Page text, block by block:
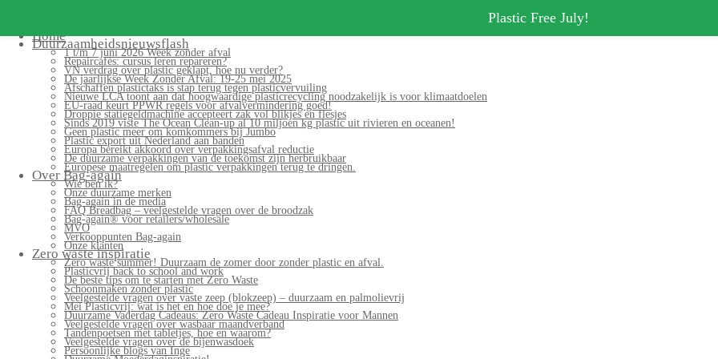
Home
Duurzaamheidsnieuwsflash
1 t/m 7 juni 2026 Week zonder afval
Repaircafés: cursus leren repareren?
VN verdrag over plastic geklapt, hoe nu verder?
De jaarlijkse Week Zonder Afval: 19-25 mei 2025
Afschaffen plastictaks is stap terug tegen plasticvervuiling
Nieuwe LCA toont aan dat hoogwaardige plasticrecycling noodzakelijk is voor klimaatdoelen
EU-raad keurt PPWR regels voor afvalvermindering goed!
Droppie statiegeldmachine accepteert zak vol blikjes en flesjes
Sinds 2019 viste The Ocean Clean-up al 10 miljoen kg plastic uit rivieren en oceanen!
Geen plastic meer om komkommers bij Jumbo
Plastic export uit Nederland aan banden
Europa bereikt akkoord over verpakkingsafval reductie
De duurzame verpakkingen van de toekomst zijn herbruikbaar
Europese maatregelen om plastic verpakkingen terug te dringen.
Over Bag-again
Wie ben ik?
Onze duurzame merken
Bag-again in de media
FAQ Breadbag – veelgestelde vragen over de broodzak
Bag-again® voor retailers/wholesale
MVO
Verkooppunten Bag-again
Onze klanten
Zero waste inspiratie
Zero waste summer! Duurzaam de zomer door zonder plastic en afval.
Plasticvrij back to school and work
De beste tips om te starten met Zero Waste
Schoonmaken zonder plastic
Veelgestelde vragen over vaste zeep (blokzeep) – duurzaam en palmolievrij
Mei Plasticvrij: wat is het en hoe doe je mee?
Duurzame Vaderdag Cadeaus: Zero Waste Cadeau Inspiratie voor Mannen
Veelgestelde vragen over wasbaar maandverband
Tandenpoetsen met tabletjes, hoe en waarom?
Veelgestelde vragen over de bijenwasdoek
Persoonlijke blogs van Inge
Plastic Free July!